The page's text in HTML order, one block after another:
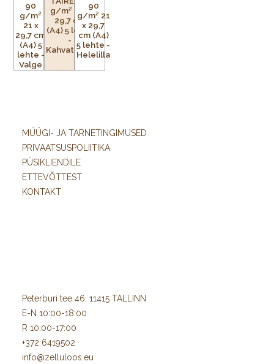
MÜÜGI- JA TARNETINGIMUSED
PRIVAATSUSPOLIITIKA
PÜSIKLIENDILE
ETTEVÕTTEST
KONTAKT
Peterburi tee 46, 11415 TALLINN
E-N 10:00-18:00
R 10:00-17:00
+372 6419502
info@zelluloos.eu